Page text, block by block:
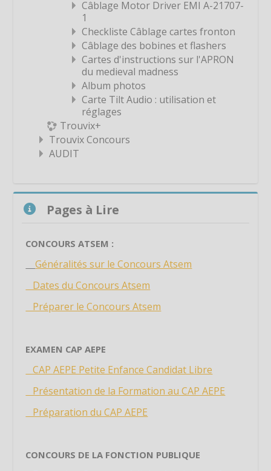
Étiquette
Étiquette
Étiquette
Étiquette
Étiquette
Étiquette
Étiquette
Étiquette
Étiquette
Étiquette
Étiquette
Étiquette
Étiquette
Étiquette
Étiquette
Étiquette
Étiquette
Étiquette
Câblage Motor Driver EMI A-21707-
1
Checkliste Câblage cartes fronton
Câblage des bobines et flashers
Cartes d'instructions sur l'APRON
du medieval madness
Album photos
Carte Tilt Audio : utilisation et
réglages
Trouvix+
Trouvix Concours
AUDIT
Pages à Lire
CONCOURS ATSEM :
Généralités sur le Concours Atsem
Dates du Concours Atsem
Préparer le Concours Atsem
EXAMEN CAP AEPE
CAP AEPE Petite Enfance Candidat Libre
Présentation de la Formation au CAP AEPE
Préparation du CAP AEPE
CONCOURS DE LA FONCTION PUBLIQUE